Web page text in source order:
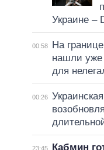
Украине –
00:58
На
нашли уже
для
00:26
23:45
Кабмин